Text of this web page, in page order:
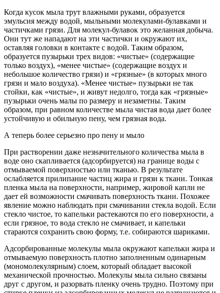
Когда кусок мыла трут влажными руками, образуется
эмульсия между водой, мыльными молекулами-булавками и
частичками грязи. Для молекул-булавок это желанная добыча.
Они тут же нападают на эти частички и окружают их,
оставляя головки в контакте с водой. Таким образом,
образуется пузырьки трех видов: «чистые» (содержащие
только воздух), «менее чистые» (содержащие воздух и
небольшое количество грязи) и «грязные» (в которых много
грязи и мало воздуха). «Менее чистые» пузырьки не так
стойки, как «чистые», и живут недолго, тогда как «грязные»
пузырьки очень малы по размеру и незаметны. Таким
образом, при равном количестве мыла чистая вода дает более
устойчивую и обильную пену, чем грязная вода.
А теперь более серьезно про пену и мыло
При растворении даже незначительного количества мыла в
воде оно скапливается (адсорбируется) на границе воды с
отмываемой поверхностью или тканью. В результате
ослабляется прилипание частиц жира и грязи к ткани. Тонкая
пленка мыла на поверхности, например, жировой капли не
дает ей возможности смачивать поверхность ткани. Похожее
явление можно наблюдать при смачивании стекла водой. Если
стекло чистое, то капельки растекаются по его поверхности, а
если грязное, то вода стекло не смачивает, и капельки
стараются сохранить свою форму, т.е. собираются шариками.
Адсорбированные молекулы мыла окружают капельки жира и
отмываемую поверхность плотно заполненным одинарным
(мономолекулярным) слоем, который обладает высокой
механической прочностью. Молекулы мыла сильно связаны
друг с другом, и разорвать пленку очень трудно. Поэтому при